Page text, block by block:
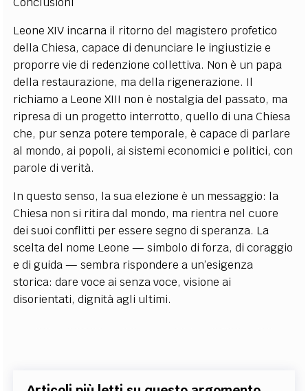
Leone XIV incarna il ritorno del magistero profetico
della Chiesa, capace di denunciare le ingiustizie e
proporre vie di redenzione collettiva. Non è un papa
della restaurazione, ma della rigenerazione. Il
richiamo a Leone XIII non è nostalgia del passato, ma
ripresa di un progetto interrotto, quello di una Chiesa
che, pur senza potere temporale, è capace di parlare
al mondo, ai popoli, ai sistemi economici e politici, con
parole di verità.
In questo senso, la sua elezione è un messaggio: la
Chiesa non si ritira dal mondo, ma rientra nel cuore
dei suoi conflitti per essere segno di speranza. La
scelta del nome Leone — simbolo di forza, di coraggio
e di guida — sembra rispondere a un’esigenza
storica: dare voce ai senza voce, visione ai
disorientati, dignità agli ultimi.